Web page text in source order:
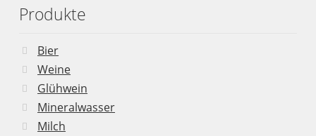
Produkte
Bier
Weine
Glühwein
Mineralwasser
Milch